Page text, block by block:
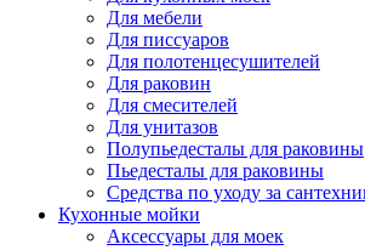
Для мебели
Для писсуаров
Для полотенцесушителей
Для раковин
Для смесителей
Для унитазов
Полупьедесталы для раковины
Пьедесталы для раковины
Средства по уходу за
Кухонные мойки
Аксессуары для моек